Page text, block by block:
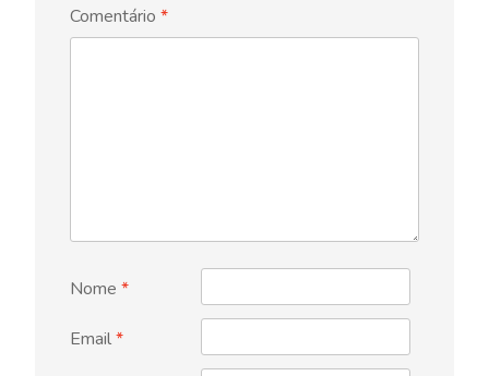
Comentário *
Nome *
Email*